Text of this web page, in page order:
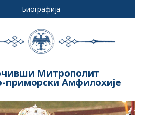
Биографија
Митрополит
приморски Амфилохије